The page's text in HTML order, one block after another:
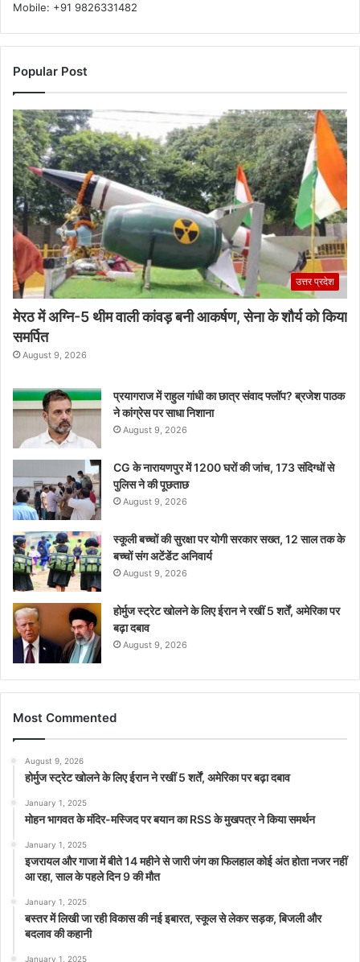
Mobile: +91 9826331482
Popular Post
उत्तर प्रदेश
मेरठ में अग्नि-5 थीम वाली कांवड़ बनी आकर्षण, सेना के शौर्य को किया
समर्पित
August 9, 2026
प्रयागराज में राहुल गांधी का छात्र संवाद फ्लॉप? ब्रजेश पाठक
ने कांग्रेस पर साधा निशाना
August 9, 2026
CG के नारायणपुर में 1200 घरों की जांच, 173 संदिग्धों से
पुलिस ने की पूछताछ
August 9, 2026
स्कूली बच्चों की सुरक्षा पर योगी सरकार सख्त, 12 साल तक के
बच्चों संग अटेंडेंट अनिवार्य
August 9, 2026
होर्मुज स्ट्रेट खोलने के लिए ईरान ने रखीं 5 शर्तें, अमेरिका पर
बढ़ा दबाव
August 9, 2026
Most Commented
August 9, 2026
होर्मुज स्ट्रेट खोलने के लिए ईरान ने रखीं 5 शर्तें, अमेरिका पर बढ़ा दबाव
January 1, 2025
मोहन भागवत के मंदिर-मस्जिद पर बयान का RSS के मुखपत्र ने किया समर्थन
January 1, 2025
इजरायल और गाजा में बीते 14 महीने से जारी जंग का फिलहाल कोई अंत होता नजर नहीं
आ रहा, साल के पहले दिन 9 की मौत
January 1, 2025
बस्तर में लिखी जा रही विकास की नई इबारत, स्कूल से लेकर सड़क, बिजली और
बदलाव की कहानी
January 1, 2025